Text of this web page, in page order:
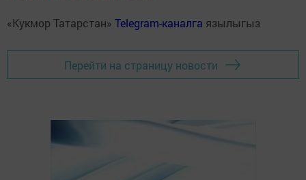
«Кукмор Татарстан» Telegram-каналга язылыгыз
Перейти на страницу новости